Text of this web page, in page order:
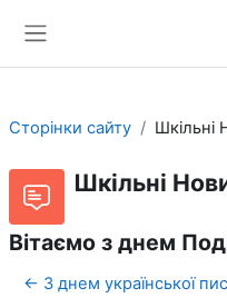
Сторінки сайту Шкільні
Шкільні
Вітаємо з днем
← З днем української